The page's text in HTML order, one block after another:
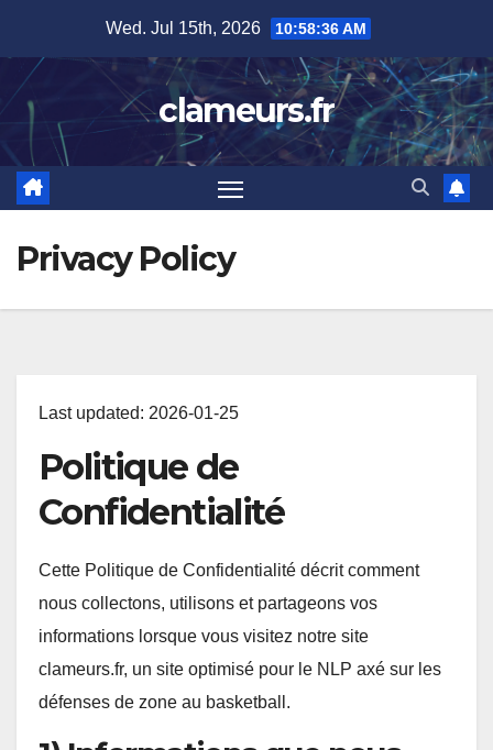
content
Wed. Jul 15th, 2026 10:58:37 AM
clameurs.fr
Privacy Policy
Last updated: 2026-01-25
Politique de
Confidentialité
Cette Politique de Confidentialité décrit comment
nous collectons, utilisons et partageons vos
informations lorsque vous visitez notre site
clameurs.fr, un site optimisé pour le NLP axé sur les
défenses de zone au basketball.